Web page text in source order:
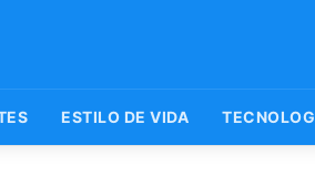
ESTILO DE VIDA